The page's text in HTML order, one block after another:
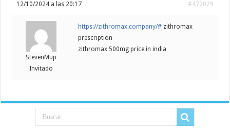
12/10/2024 a las 20:17 #472029
StevenMup
Invitado
https://zithromax.company/# zithromax
prescription
zithromax 500mg price in india